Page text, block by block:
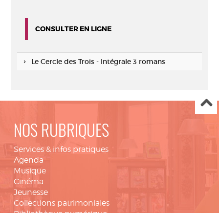
CONSULTER EN LIGNE
Le Cercle des Trois - Intégrale 3 romans
NOS RUBRIQUES
Services & infos pratiques
Agenda
Musique
Cinéma
Jeunesse
Collections patrimoniales